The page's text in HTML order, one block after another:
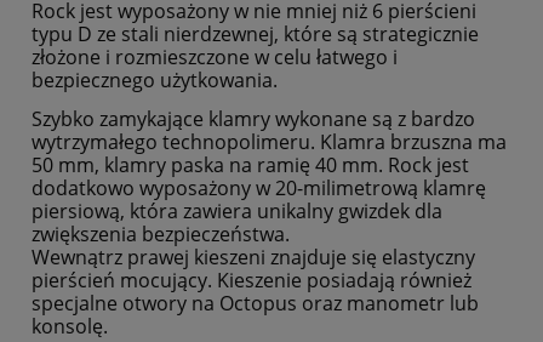
Rock jest wyposażony w nie mniej niż 6 pierścieni
typu D ze stali nierdzewnej, które są strategicznie
złożone i rozmieszczone w celu łatwego i
bezpiecznego użytkowania.
Szybko zamykające klamry wykonane są z bardzo
wytrzymałego technopolimeru. Klamra brzuszna ma
50 mm, klamry paska na ramię 40 mm. Rock jest
dodatkowo wyposażony w 20-milimetrową klamrę
piersiową, która zawiera unikalny gwizdek dla
zwiększenia bezpieczeństwa.
Wewnątrz prawej kieszeni znajduje się elastyczny
pierścień mocujący. Kieszenie posiadają również
specjalne otwory na Octopus oraz manometr lub
konsolę.